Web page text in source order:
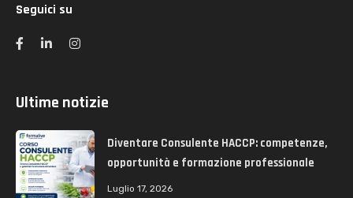
Seguici su
Ultime notizie
Diventare Consulente HACCP: competenze,
opportunità e formazione professionale
Luglio 17, 2026